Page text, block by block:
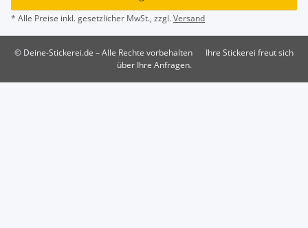
* Alle Preise inkl. gesetzlicher MwSt., zzgl.Versand
© Deine-Stickerei.de – Alle Rechte vorbehalten
Ihre Stickerei freut sich
über Ihre Anfragen.